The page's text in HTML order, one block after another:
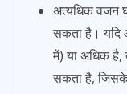
अत्यधिक वजन
सकता है।
में) या अधिक
सकता है, जिसके